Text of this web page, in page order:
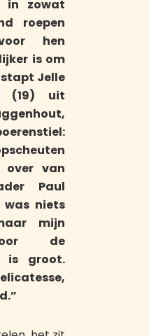
in zowat
roepen
hen
is om
Jelle
(19) uit
over van
Paul
was niets
mijn
de
is groot.